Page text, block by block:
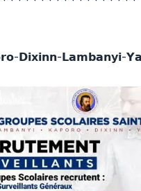
𝗗𝗶𝘅𝗶𝗻𝗻-𝗟𝗮𝗺𝗯𝗮𝗻𝘆𝗶-